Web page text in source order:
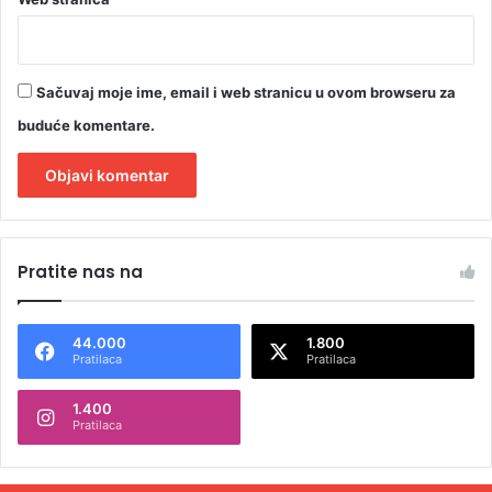
Sačuvaj moje ime, email i web stranicu u ovom browseru za
buduće komentare.
t
n
t
Pratite nas na
44.000
Pratilaca
1.800
Pratilaca
1.400
Pratilaca